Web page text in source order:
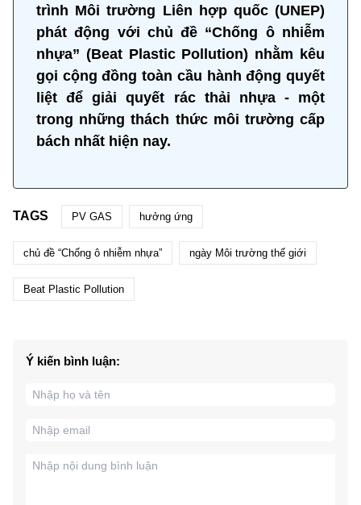
trình Môi trường Liên hợp quốc (UNEP)
phát động với chủ đề “Chống ô nhiễm
nhựa” (Beat Plastic Pollution) nhằm kêu
gọi cộng đồng toàn cầu hành động quyết
liệt để giải quyết rác thải nhựa - một
trong những thách thức môi trường cấp
bách nhất hiện nay.
TAGS PV GAS hưởng ứng
chủ đề “Chống ô nhiễm nhựa” ngày Môi trường thế giới
Beat Plastic Pollution
Ý kiến bình luận: